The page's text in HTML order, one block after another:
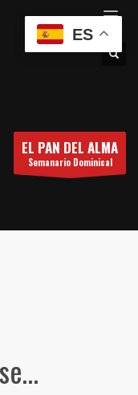
EL PAN DEL ALMA
Semanario Dominical
ES